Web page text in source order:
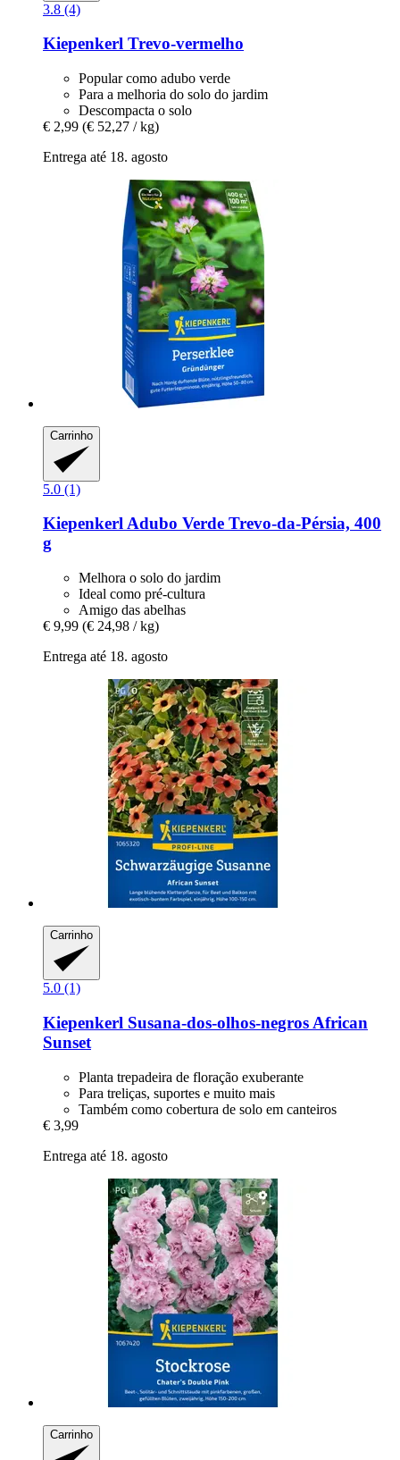
3.8 (4)
Kiepenkerl Trevo-​vermelho
Popular como adubo verde
Para a melhoria do solo do jardim
Descompacta o solo
€ 2,99 (€ 52,27 / kg)
Entrega até 18. agosto
Carrinho
5.0 (1)
KiepenkerlAdubo Verde Trevo-​da-​Pérsia, 400
g
Melhora o solo do jardim
Ideal como pré-cultura
Amigo das abelhas
€ 9,99 (€ 24,98 / kg)
Entrega até 18. agosto
Carrinho
5.0 (1)
Kiepenkerl Susana-​dos-​olhos-​negros African
Sunset
Planta trepadeira de floração exuberante
Para treliças, suportes e muito mais
Também como cobertura de solo em canteiros
€ 3,99
Entrega até 18. agosto
Carrinho